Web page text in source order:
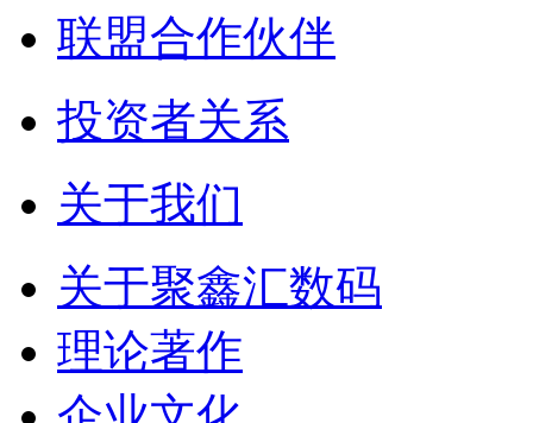
联盟合作伙伴
投资者关系
关于我们
关于聚鑫汇数码
理论著作